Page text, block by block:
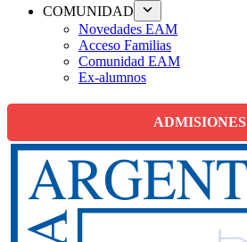
COMUNIDAD
Novedades EAM
Acceso Familias
Comunidad EAM
Ex-alumnos
ADMISIONES